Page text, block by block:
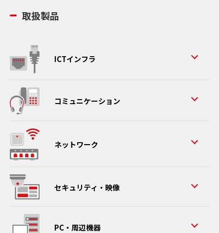
取扱製品
ICTインフラ
コミュニケーション
ネットワーク
セキュリティ・映像
PC・周辺機器